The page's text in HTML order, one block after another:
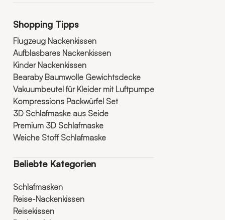
Shopping Tipps
Flugzeug Nackenkissen
Aufblasbares Nackenkissen
Kinder Nackenkissen
Bearaby Baumwolle Gewichtsdecke
Vakuumbeutel für Kleider mit Luftpumpe
Kompressions Packwürfel Set
3D Schlafmaske aus Seide
Premium 3D Schlafmaske
Weiche Stoff Schlafmaske
Beliebte Kategorien
Schlafmasken
Reise-Nackenkissen
Reisekissen